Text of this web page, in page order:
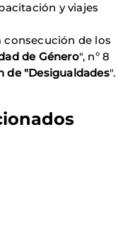
y viajes
consecución de los
de Género", nº 8
de "Desigualdades".